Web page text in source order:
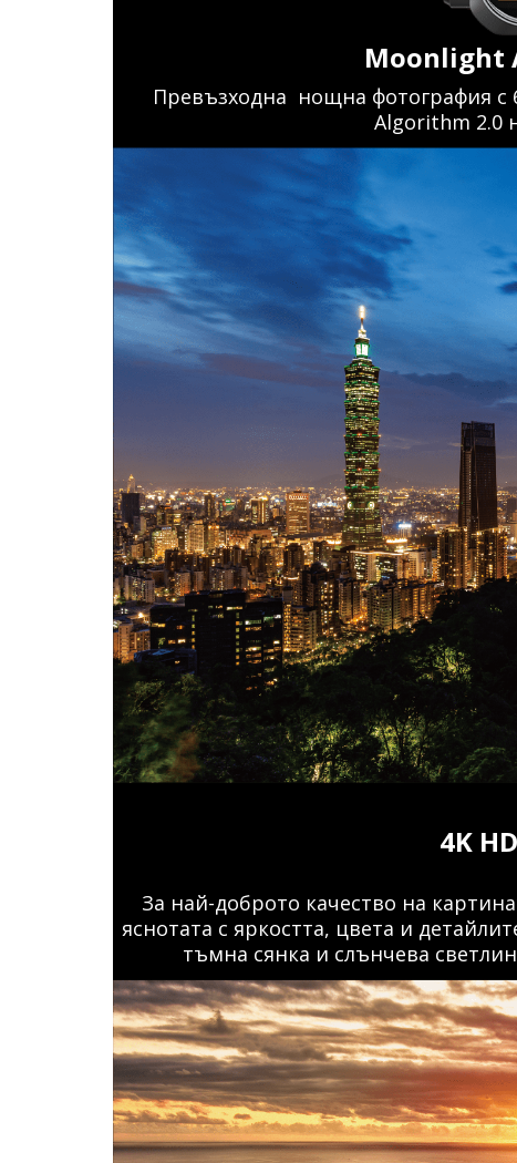
Moonlight
Превъзходна нощна фотография с
Algorithm 2.0
4K
За най-доброто качество на
яснотата с яркостта, цвета и
тъмна сянка и слънчева